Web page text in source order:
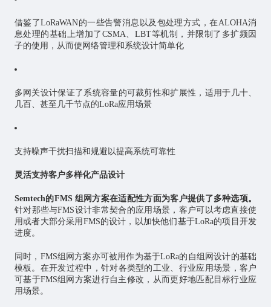
借鉴了LoRaWAN的一些告警消息以及包处理方式，在ALOHA消
息处理的基础上增加了CSMA、LBT等机制，并限制了多扩频因
子的使用，从而使网络管理和系统设计简单化
多网关设计保证了系统容量的可裁剪性和扩展性，适用于几十、
几百、甚至几千节点的LoRa应用场景
支持噪声干扰扫描和规避以提高系统可靠性
灵活支持客户多样化产品设计
Semtech的FMS 组网方案在适配性方面为客户提供了多种选项。
针对那些与FMS设计非常契合的应用场景，客户可以考虑直接使
用或者大部分采用FMS的设计，以加快他们基于LoRa的项目开发
进度。
同时，FMS组网方案亦可被用作为基于LoRa的自组网设计的基础
模板。在开发过程中，针对各类型的工业、行业应用场景，客户
可基于FMS组网方案进行自主修改，从而更好地匹配目标行业应
用场景。